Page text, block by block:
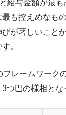
給与金額が最
も控えめなも
が著しいこと
。
フレームワーク
つ巴の様相とな